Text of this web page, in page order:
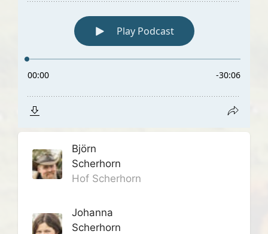
Björn
Scherhorn
Hof Scherhorn
Johanna
Scherhorn